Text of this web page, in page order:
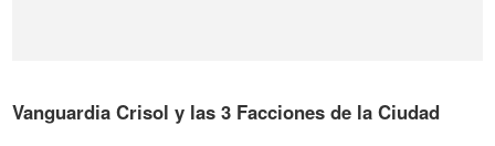
Vanguardia Crisol y las 3 Facciones de la Ciudad